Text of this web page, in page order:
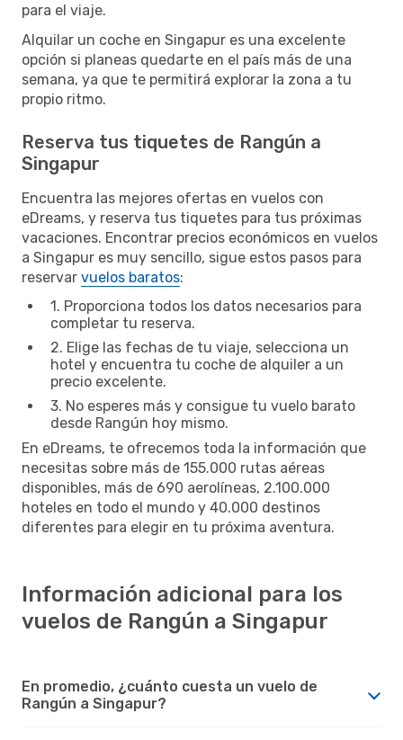
para el viaje.
Alquilar un coche en Singapur es una excelente
opción si planeas quedarte en el país más de una
semana, ya que te permitirá explorar la zona a tu
propio ritmo.
Reserva tus tiquetes de Rangún a
Singapur
Encuentra las mejores ofertas en vuelos con
eDreams, y reserva tus tiquetes para tus próximas
vacaciones. Encontrar precios económicos en vuelos
a Singapur es muy sencillo, sigue estos pasos para
reservar vuelos baratos:
1. Proporciona todos los datos necesarios para
completar tu reserva.
2. Elige las fechas de tu viaje, selecciona un
hotel y encuentra tu coche de alquiler a un
precio excelente.
3. No esperes más y consigue tu vuelo barato
desde Rangún hoy mismo.
En eDreams, te ofrecemos toda la información que
necesitas sobre más de 155.000 rutas aéreas
disponibles, más de 690 aerolíneas, 2.100.000
hoteles en todo el mundo y 40.000 destinos
diferentes para elegir en tu próxima aventura.
Información adicional para los
vuelos de Rangún a Singapur
En promedio, ¿cuánto cuesta un vuelo de
Rangún a Singapur?